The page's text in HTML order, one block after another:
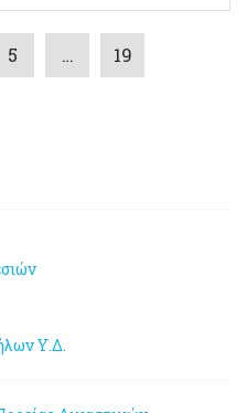
5 … 19
Υ.Δ.